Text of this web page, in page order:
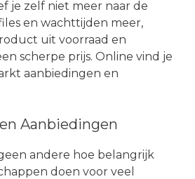
je zelf niet meer naar de
en wachttijden meer,
uit voorraad en
scherpe prijs. Online vind je
aanbiedingen en
Aanbiedingen
andere hoe belangrijk
doen voor veel